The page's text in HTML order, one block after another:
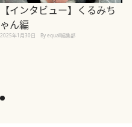
【インタビュー】くるみち
ゃん編
2025年1月30日 By equall編集部